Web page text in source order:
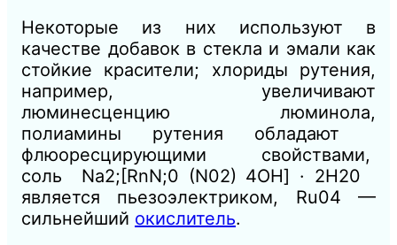
Некоторые из них используют в
качестве добавок в стекла и эмали как
стойкие красители; хлориды рутения,
например, увеличивают
люминесценцию люминола,
полиамины рутения обладают
флюоресцирующими свойствами,
соль Na2;[RnN;0 (N02) 4ОН] · 2Н20
является пьезоэлектриком, Ru04 —
сильнейший окислитель.